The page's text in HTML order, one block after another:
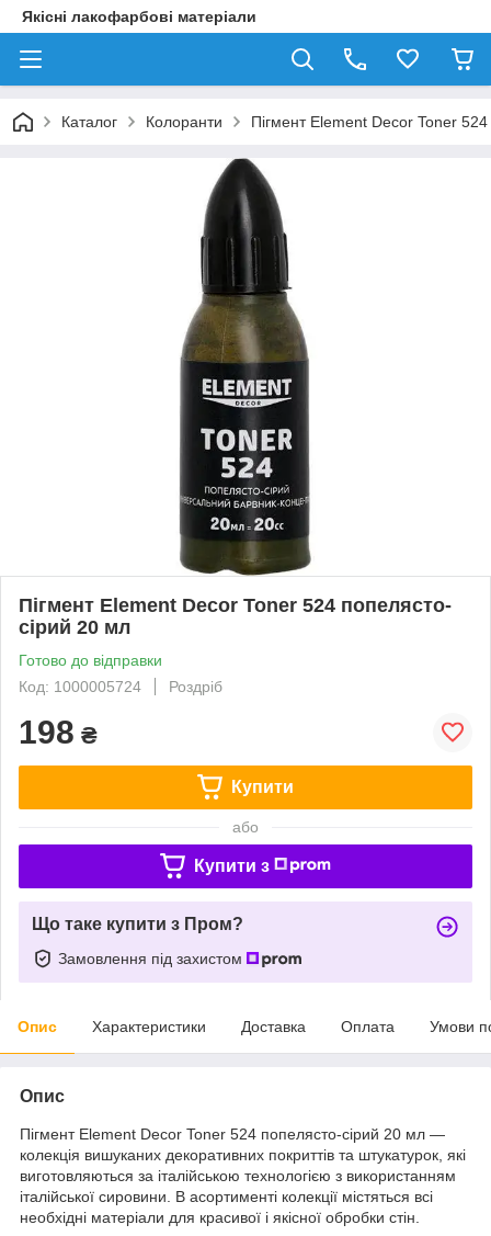
Якісні лакофарбові матеріали
Каталог Колоранти Пігмент Element Decor Toner
Пігмент Element Decor Toner 524 попелясто-
сірий 20 мл
Готово до відправки
Код: 1000005724
Роздріб
198 ₴
Купити
або
Купити з
Що таке купити з Пром?
Замовлення під захистом
Опис Характеристики Доставка Оплата Умови
Опис
Пігмент Element Decor Toner 524 попелясто-сірий 20 мл —
колекція вишуканих декоративних покриттів та штукатурок, які
виготовляються за італійською технологією з використанням
італійської сировини. В асортименті колекції містяться всі
необхідні матеріали для красивої і якісної обробки стін.